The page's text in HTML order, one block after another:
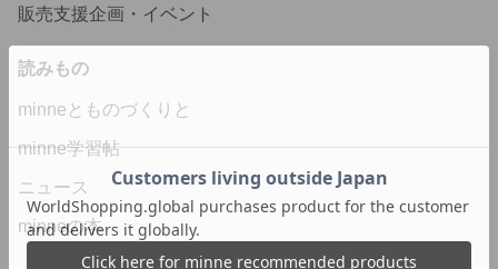
販売支援企画・イベント
読みもの
minneとものづくりと
minne学習帖
ニュース
minneの本